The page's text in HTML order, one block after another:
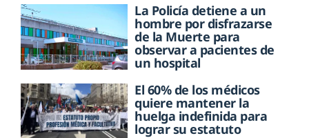
La Policía detiene a un
hombre por disfrazarse
de la Muerte para
observar a pacientes de
un hospital
El 60% de los médicos
quiere mantener la
huelga indefinida para
lograr su estatuto